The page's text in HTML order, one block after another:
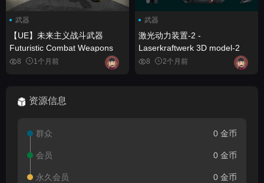
武器
【UE】未来主义战斗武器
Futuristic Combat Weapons
8 1个月前
武器
激光动力装置-2 -
Laserkraftwerk 3D model-2
8 2个月前
资源信息
群众 0 金币
会员 0 金币
永久会员 0 金币